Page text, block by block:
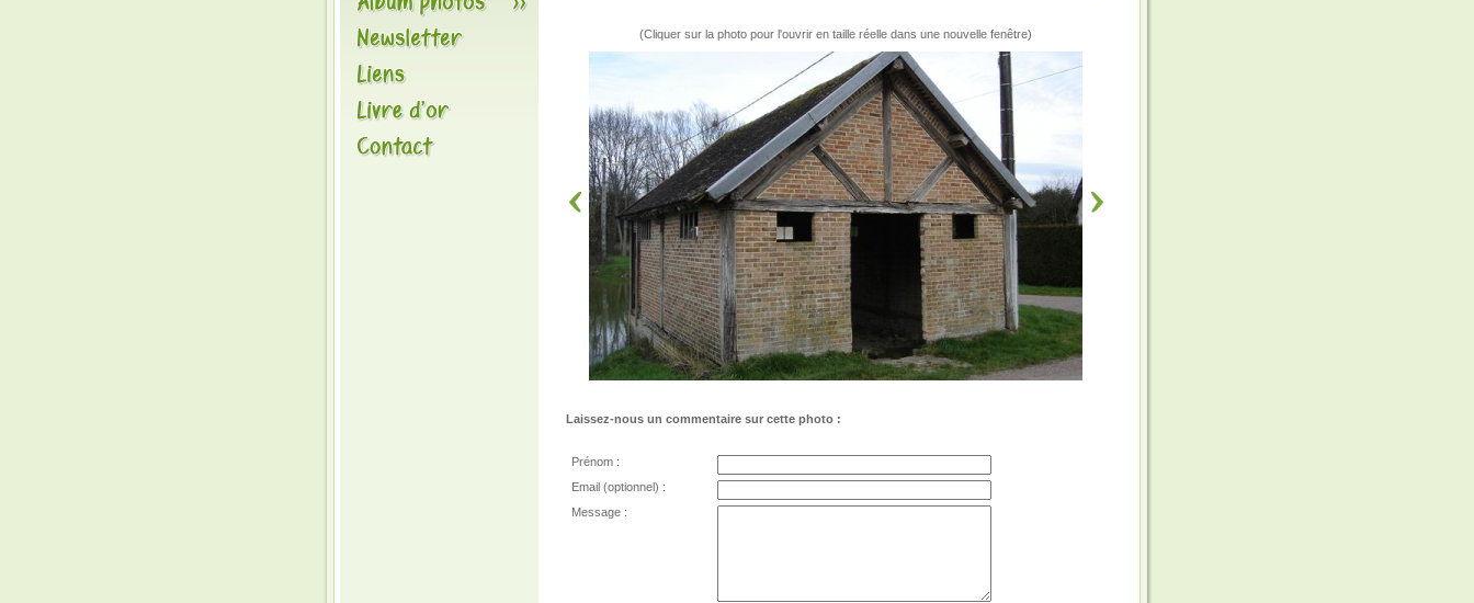
(Cliquer sur la photo pour l'ouvrir en taille réelle dans une nouvelle fenêtre)
Laissez-nous un commentaire sur cette photo :
Prénom :
Email (optionnel) :
Message :